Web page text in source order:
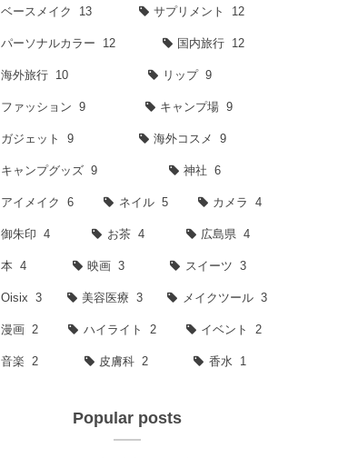
ベースメイク 13 サプリメント 12
パーソナルカラー 12 国内旅行 12
海外旅行 10 リップ 9
ファッション 9 キャンプ場 9
ガジェット 9 海外コスメ 9
キャンプグッズ 9 神社 6
アイメイク 6 ネイル 5 カメラ 4
御朱印 4 お茶 4 広島県 4
本 4 映画 3 スイーツ 3
Oisix 3 美容医療 3 メイクツール 3
漫画 2 ハイライト 2 イベント 2
音楽 2 皮膚科 2 香水 1
Popular posts